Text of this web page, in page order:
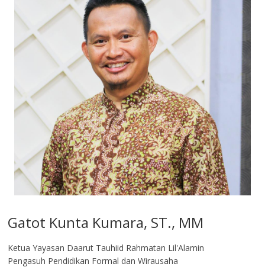
Gatot Kunta Kumara, ST., MM
Ketua Yayasan Daarut Tauhiid Rahmatan Lil'Alamin
Pengasuh Pendidikan Formal dan Wirausaha